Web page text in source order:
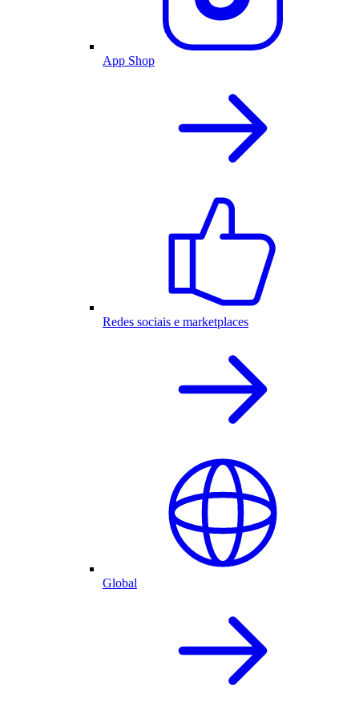
App Shop
Redes sociais e marketplaces
Global